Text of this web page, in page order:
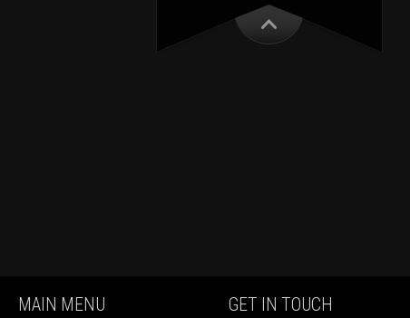
MAIN MENU GET IN TOUCH